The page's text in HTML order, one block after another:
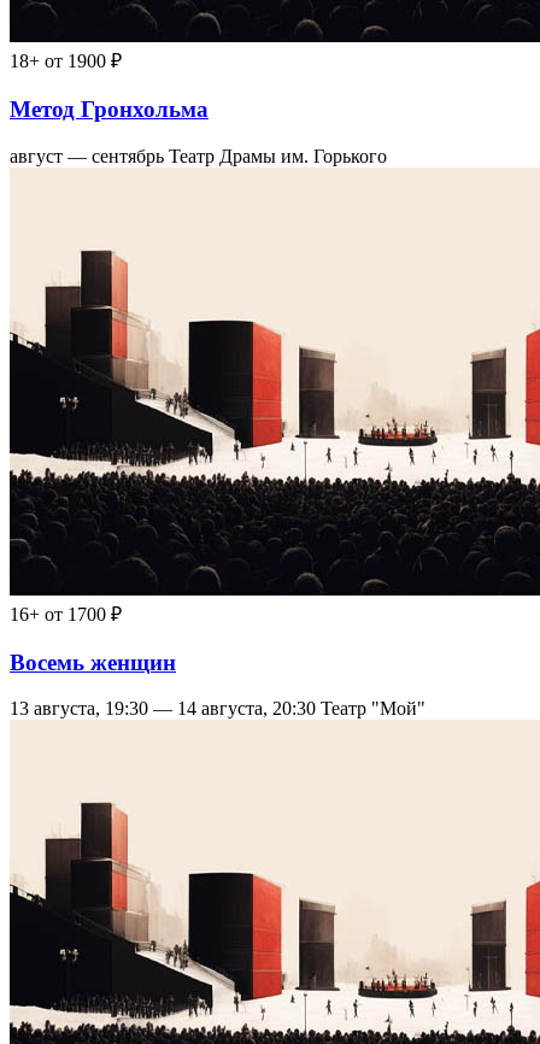
18+ от 1900 ₽
Метод Гронхольма
август — сентябрь Театр Драмы им. Горького
16+ от 1700 ₽
Восемь женщин
13 августа, 19:30 — 14 августа, 20:30 Театр "Мой"